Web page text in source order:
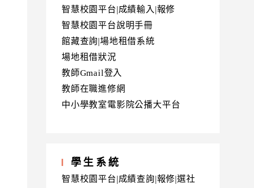
智慧校園平台|成績輸入|報修
智慧校園平台說明手冊
館藏查詢|場地租借系統
場地租借狀況
教師Gmail登入
教師在職進修網
中小學教室電影院公播大平台
學生系統
智慧校園平台|成績查詢|報修|選社